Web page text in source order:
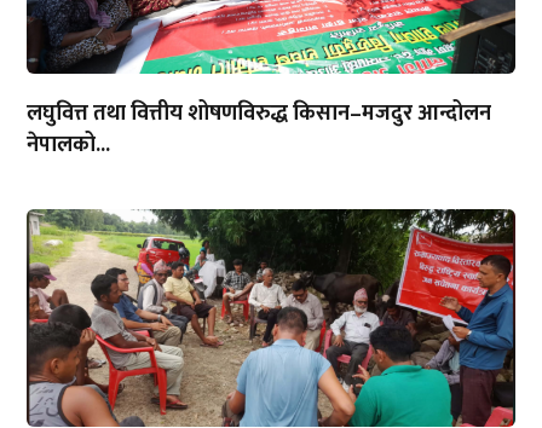
लघुवित्त तथा वित्तीय शोषणविरुद्ध किसान–मजदुर आन्दोलन
नेपालको...